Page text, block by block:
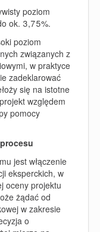
poziom
ok. 3,75%.
poziom
związanych z
w praktyce
zadeklarować
się na istotne
względem
pomocy
jest włączenie
eksperckich, w
oceny projektu
żądać od
w zakresie
o